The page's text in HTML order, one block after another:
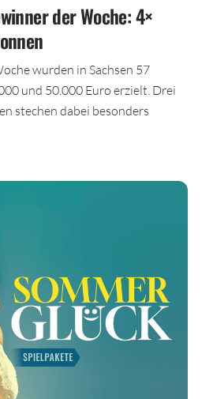
der Woche: 4×
wurden in Sachsen 57
und 50.000 Euro erzielt. Drei
stechen dabei besonders